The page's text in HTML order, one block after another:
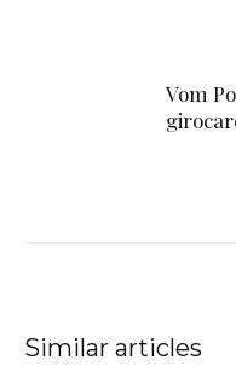
Vom
Similar articles